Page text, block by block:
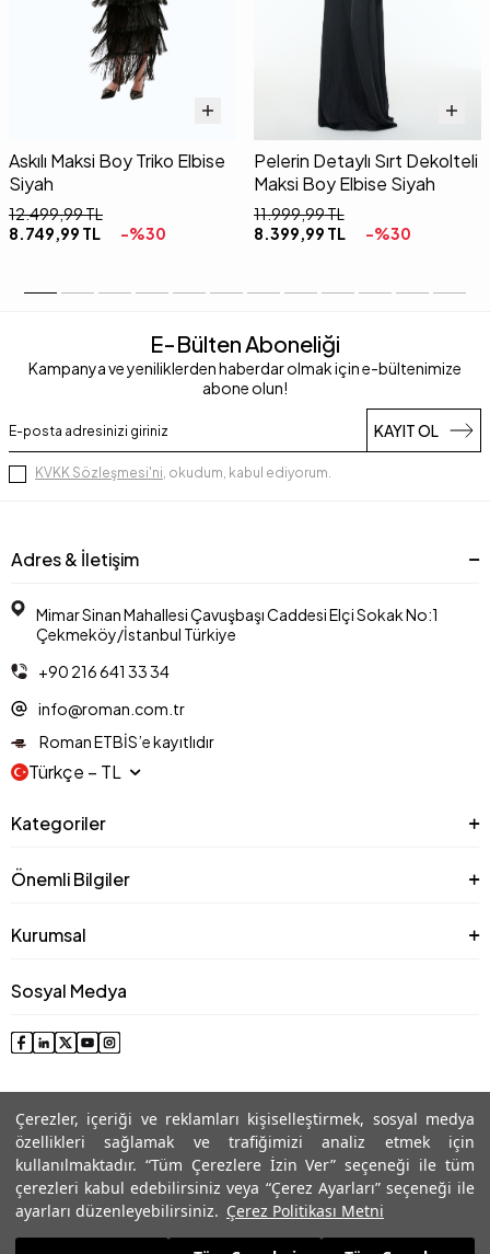
Çerezler, içeriği ve reklamları kişiselleştirmek, sosyal medya
özellikleri sağlamak ve trafiğimizi analiz etmek için
kullanılmaktadır. “Tüm Çerezlere İzin Ver” seçeneği ile tüm
çerezleri kabul edebilirsiniz veya “Çerez Ayarları” seçeneği ile
ayarları düzenleyebilirsiniz. Çerez Politikası Metni
Askılı Maksi Boy Triko Elbise
Siyah
12.499,99TL
8.749,99 TL -%30
Pelerin Detaylı Sırt Dekolteli
Maksi Boy Elbise Siyah
11.999,99TL
8.399,99 TL -%30
E-Bülten Aboneliği
Kampanya ve yeniliklerden haberdar olmak için e-bültenimize
abone olun!
KAYIT OL
KVKK Sözleşmesi'ni, okudum, kabul ediyorum.
Adres & İletişim
Mimar Sinan Mahallesi Çavuşbaşı Caddesi Elçi Sokak No:1
Çekmeköy/İstanbul Türkiye
+90 216 641 33 34
info@roman.com.tr
Roman ETBİS’e kayıtlıdır
Türkçe − TL
Kategoriler
Önemli Bilgiler
Kurumsal
Sosyal Medya
© 2025 Roman® Tüm Hakları Saklıdır, İzinsiz kullanılamaz